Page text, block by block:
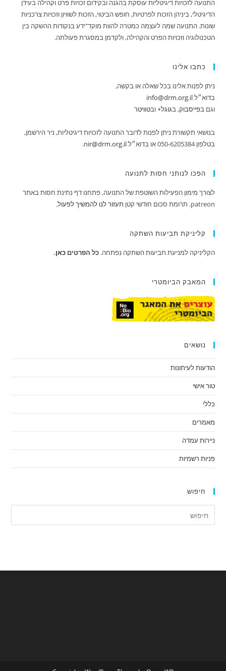
התנועה לזכויות דיגיטליות עוסקת בהגנה ובקידום זכויות פרט וקהילה בעידן
הדיגיטלי, ביניהן הזכות לפרטיות, חופש הביטוי, הזכות לשוויון וזכויות צרכניות
שונות. התנועה שמה לעצמה כמטרה להוות מוקד־ידע בנקודות ההשקה בין
הטכנולוגיה וזכויות הפרט והקהילה, ולקדמן במסגרת פעולתה.
כתבו אלינו
ניתן לפנות אלינו בכל שאלה או בקשה,
בדוא״לinfo@drm.org.il
וגם ב‪פייסבוק‬‏, ב‪גוגל+ובטוויטר
בנושאי תקשורת ניתן לפנות לדובר התנועה לזכויות דיגיטליות, ניר הירשמן,
בטלפון 050-6205384 או בדוא״ל
nir@drm.org.il
.
הפכו לנותני חסות לתנועה
לצורך מימון הפעילות השוטפת של התנועה, פתחנו דף נתינת חסות באתר
patreon. תרומת סכום חודשי קטן
תעזור לנו להמשיך לפעול.
קליניקת תביעות השתקה
הקליניקה למניעת תביעות השתקה נפתחה.כל הפרטיםכאן.
המאבק הביומטרי
נושאים
הודעות לעיתונות
טור אישי
כללי
מאמרים
ניירות עמדה
פניות רשמיות
חיפוש